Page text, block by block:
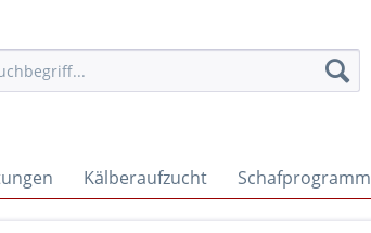
Kälberaufzucht Schafprogramm